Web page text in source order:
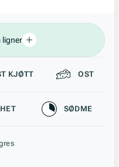
ligner
KJØTT OST
SØDME